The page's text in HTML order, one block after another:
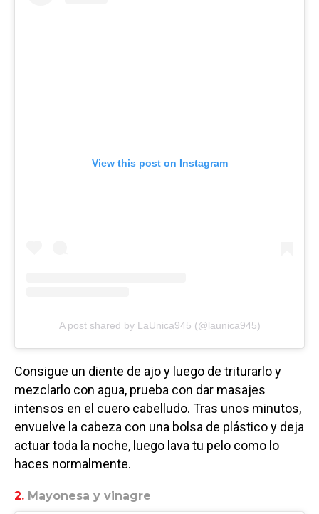
View this post on Instagram
A post shared by LaUnica945 (@launica945)
Consigue un diente de ajo y luego de triturarlo y
mezclarlo con agua, prueba con dar masajes
intensos en el cuero cabelludo. Tras unos minutos,
envuelve la cabeza con una bolsa de plástico y deja
actuar toda la noche, luego lava tu pelo como lo
haces normalmente.
2. Mayonesa y vinagre